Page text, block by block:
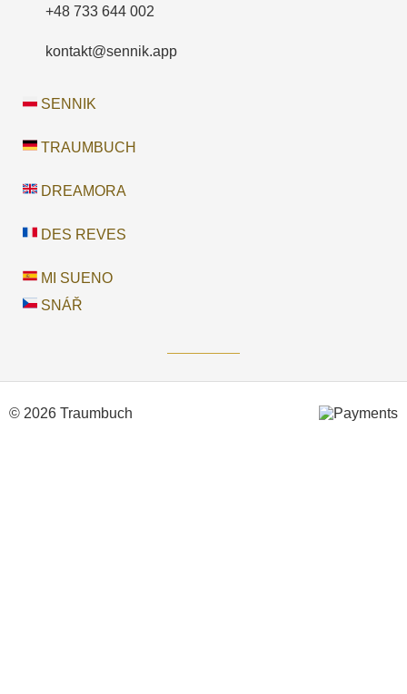
+48 733 644 002
kontakt@sennik.app
SENNIK
TRAUMBUCH
DREAMORA
DES REVES
MI SUENO
SNÁŘ
© 2026 Traumbuch